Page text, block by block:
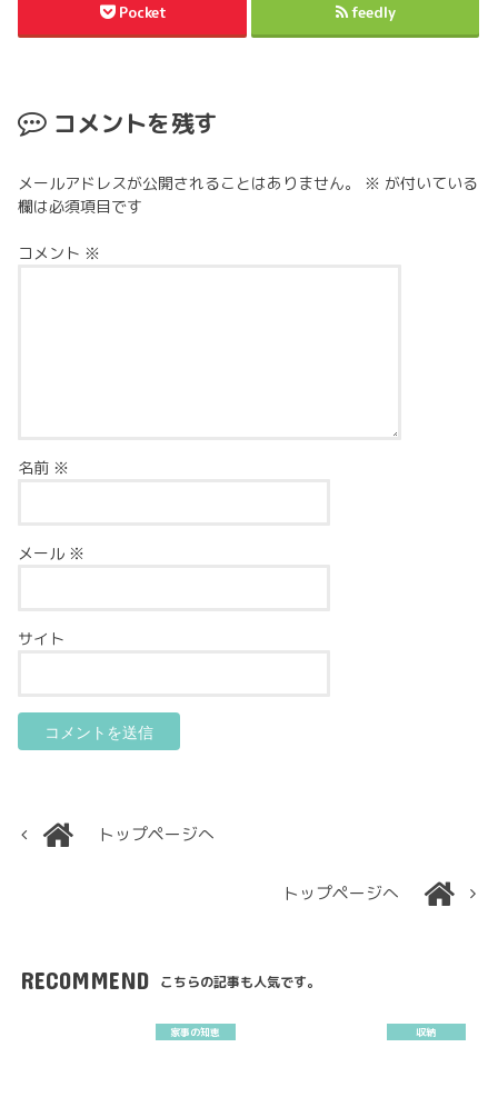
Pocket feedly
コメントを残す
メールアドレスが公開されることはありません。 ※ が付いている
欄は必須項目です
コメント ※
名前 ※
メール ※
サイト
トップページへ
トップページへ
RECOMMEND こちらの記事も人気です。
家事の知恵 収納